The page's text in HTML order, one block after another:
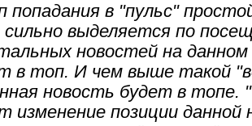
попадания в "пульс"
выделяется по
новостей на
в топ. И чем выше такой
новость будет в топе.
изменение позиции данной